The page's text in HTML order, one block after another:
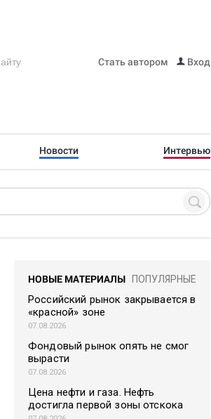
Стать автором Вход
Новости Интервью
НОВЫЕ МАТЕРИАЛЫ ПОПУЛЯРНЫЕ
Российский рынок закрывается в
«красной» зоне
07.08.2026
Фондовый рынок опять не смог
вырасти
07.08.2026
Цена нефти и газа. Нефть
достигла первой зоны отскока